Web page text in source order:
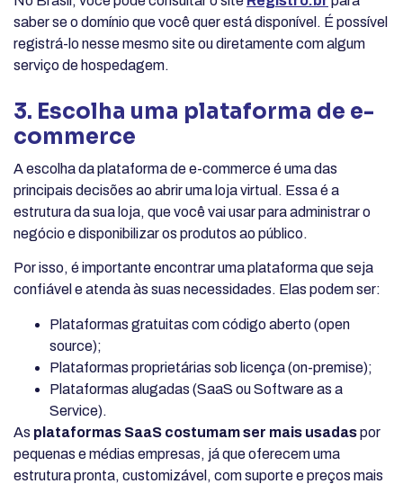
saber se o domínio que você quer está disponível. É possível
registrá-lo nesse mesmo site ou diretamente com algum
serviço de hospedagem.
3. Escolha uma plataforma de e-
commerce
A escolha da plataforma de e-commerce é uma das
principais decisões ao abrir uma loja virtual. Essa é a
estrutura da sua loja, que você vai usar para administrar o
negócio e disponibilizar os produtos ao público.
Por isso, é importante encontrar uma plataforma que seja
confiável e atenda às suas necessidades. Elas podem ser:
Plataformas gratuitas com código aberto (open
source);
Plataformas proprietárias sob licença (on-premise);
Plataformas alugadas (SaaS ou Software as a
Service).
As plataformas SaaS costumam ser mais usadaspor
pequenas e médias empresas, já que oferecem uma
estrutura pronta, customizável, com suporte e preços mais